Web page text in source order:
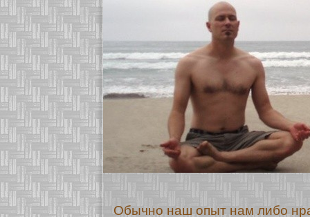
Обычно наш опыт нам либо